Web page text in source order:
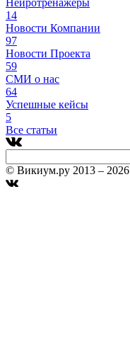
Нейротренажеры
14
Новости Компании
97
Новости Проекта
59
СМИ о нас
64
Успешные кейсы
5
Все статьи
© Викиум.ру 2013 – 2026